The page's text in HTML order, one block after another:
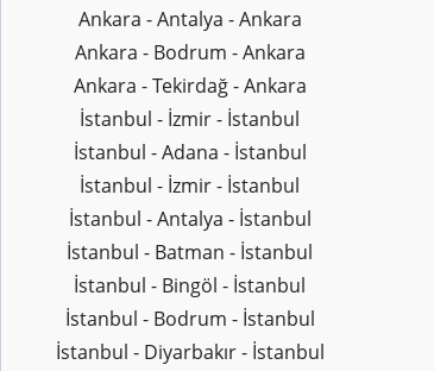
Ankara - Antalya - Ankara
Ankara - Bodrum - Ankara
Ankara - Tekirdağ - Ankara
İstanbul - İzmir - İstanbul
İstanbul - Adana - İstanbul
İstanbul - İzmir - İstanbul
İstanbul - Antalya - İstanbul
İstanbul - Batman - İstanbul
İstanbul - Bingöl - İstanbul
İstanbul - Bodrum - İstanbul
İstanbul - Diyarbakır - İstanbul